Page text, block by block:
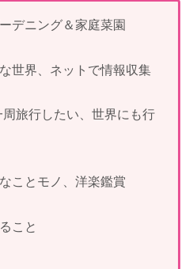
デニング＆家庭菜園
世界、ネットで情報収集
旅行したい、世界にも行
ことモノ、洋楽鑑賞
こと